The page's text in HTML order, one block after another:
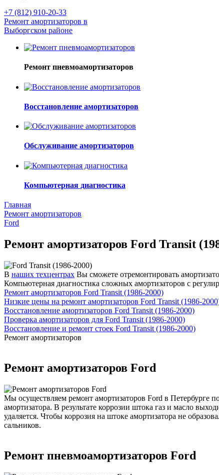
+7 (812) 910-20-33
Ремонт амортизаторов в
Выборгском районе
Ремонт пневмоамортизаторов
Восстановление амортизаторов
Обслуживание амортизаторов
Компьютерная диагностика
Главная
Ремонт амортизаторов
Ford
Ремонт амортизаторов Ford Transit
В наших техцентрах Вы сможете отремонтировать
Компьютерная диагностика сложных амортизаторов с
Ремонт амортизаторов Ford Transit (1986-2000)
Низкие цены на ремонт амортизаторов Ford Transit (1986-
Восстановление амортизаторов Ford Transit (1986-2000)
Проверка амортизаторов для Ford Transit (1986-2000)
Восстановление и ремонт стоек Ford Transit (1986-2000)
Ремонт амортизаторов
Ремонт амортизаторов Ford
Мы осуществляем ремонт амортизаторов Ford в Петербурге
амортизатора. В результате коррозии штока газ и масло
удаляется. Чтобы коррозия на штоке амортизатора не
сальников.
Ремонт пневмоамортизаторов Ford